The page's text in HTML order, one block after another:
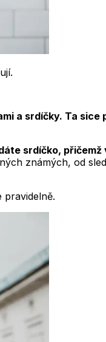
a srdíčky. Ta
srdíčko,
známých, od
pravidelně.